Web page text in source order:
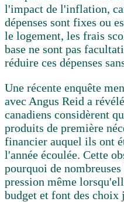
l'impact de l'inflation,
dépenses sont fixes ou
le logement, les frais
base ne sont pas
réduire ces dépenses
Une récente enquête
avec Angus Reid a
canadiens considèrent
produits de première
financier auquel ils ont
l'année écoulée. Cette
pourquoi de
pression même
budget et font des choix